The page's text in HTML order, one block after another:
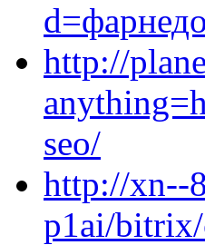
http://
seo/
http://xn--
p1ai/